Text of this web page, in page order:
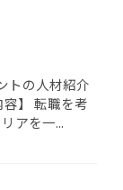
トの人材紹介
】 転職を考
アを一...